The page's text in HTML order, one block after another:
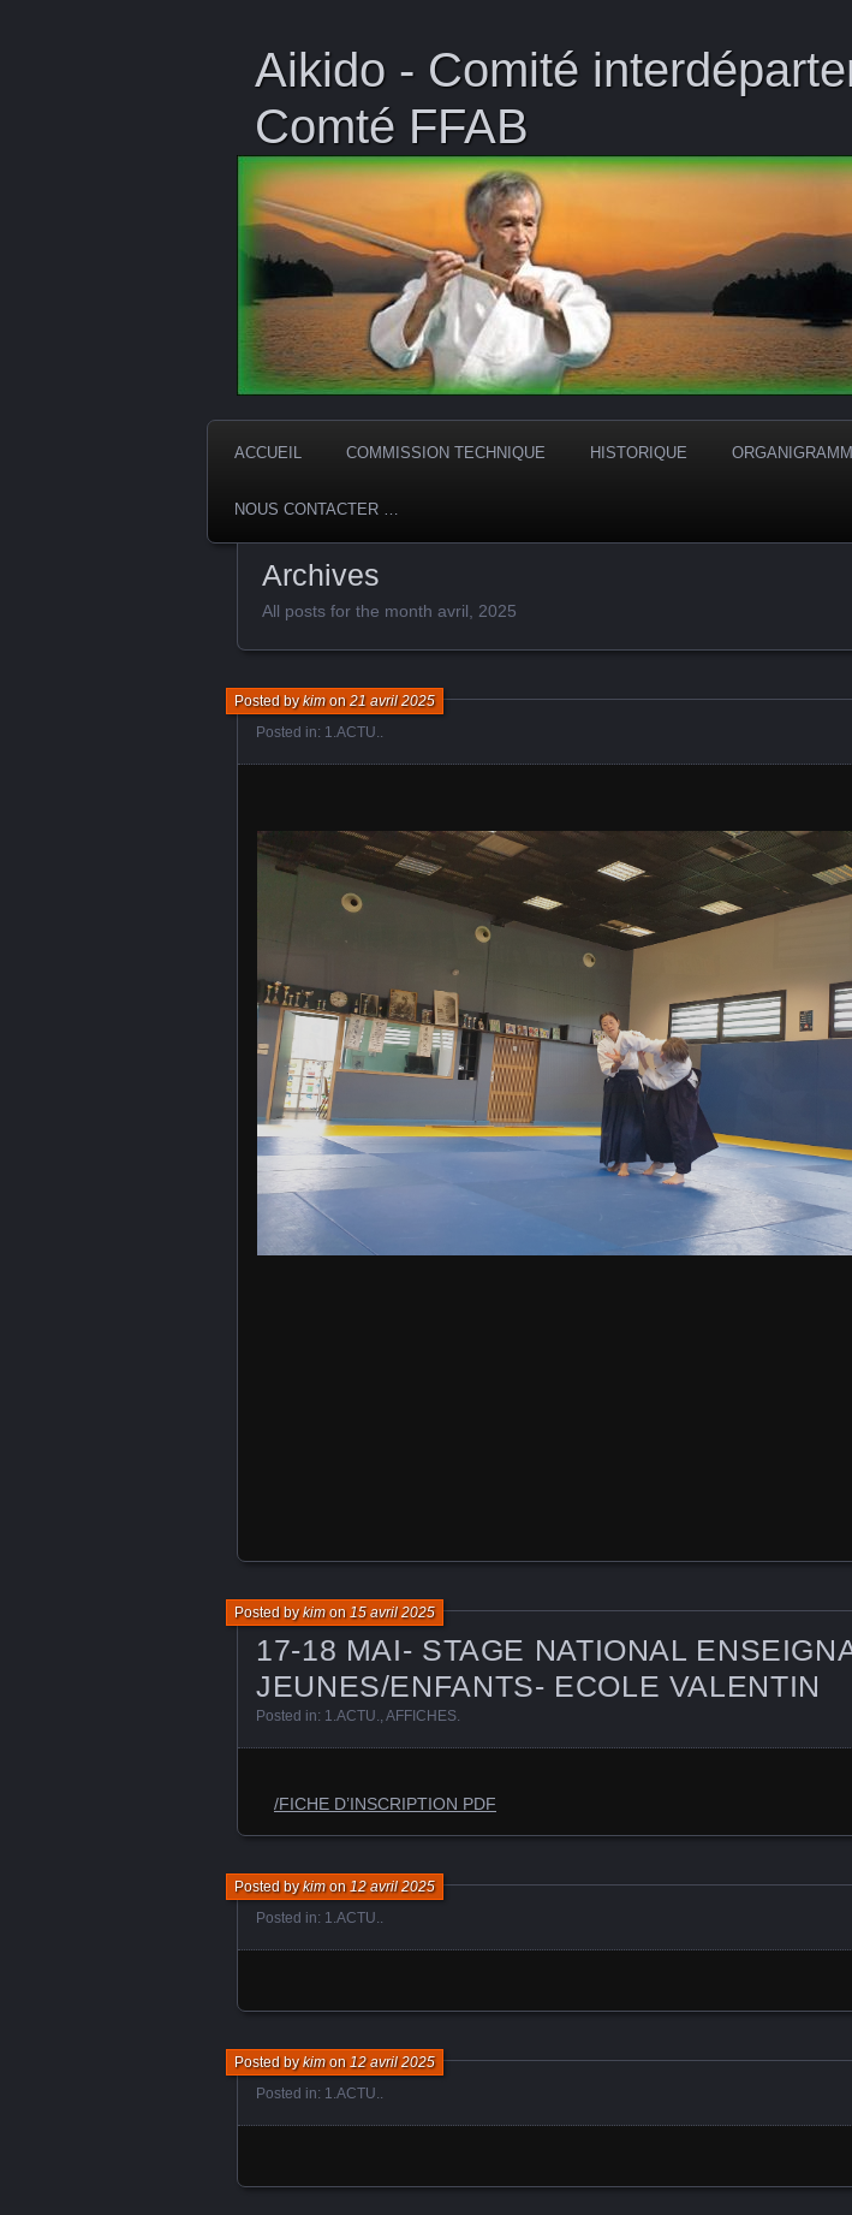
Aikido - Comité
Comté FFAB
ACCUEIL COMMISSION TECHNIQUE HISTORIQUE
NOUS CONTACTER …
Archives
All posts for the month avril, 2025
Posted bykimon21 avril 2025
Posted in: 1.ACTU.
17-18 MAI- STAGE NATIONAL
JEUNES/ENFANTS- ECOLE VALENTIN
Posted bykimon 15 avril 2025
Posted in: 1.ACTU. AFFICHES
/FICHE D’INSCRIPTION PDF
Posted bykimon 12 avril 2025
Posted in: 1.ACTU.
Posted bykimon 12 avril 2025
Posted in: 1.ACTU.